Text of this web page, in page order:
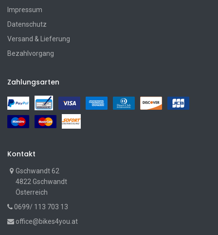
Impressum
Datenschutz
Versand & Lieferung
Bezahlvorgang
Zahlungsarten
Kontakt
Gschwandt 62
4822 Gschwandt
Österreich
0699/ 113 703 13
office@bikes4you.at